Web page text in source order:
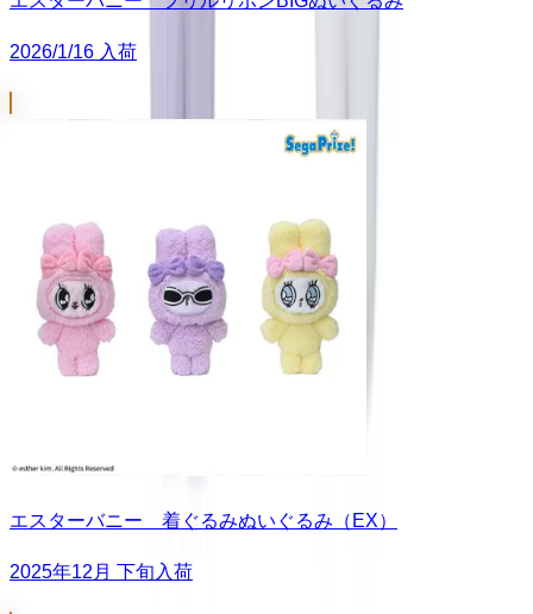
2026/1/16 入荷
エスターバニー 着ぐるみぬいぐるみ（EX）
2025年12月 下旬入荷